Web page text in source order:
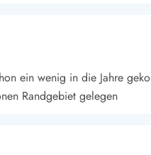
ein wenig in die Jahre
Randgebiet gelegen